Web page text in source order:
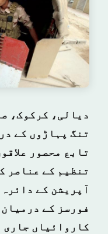
دیالی، کرکوک،
تنگ پہاڑوں کے
تابع محصور
تنظیم کے عناصر
آپریشن کے
فورسز کے
کاروائیاں جاری